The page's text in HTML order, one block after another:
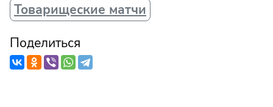
Товарищеские матчи
Поделиться